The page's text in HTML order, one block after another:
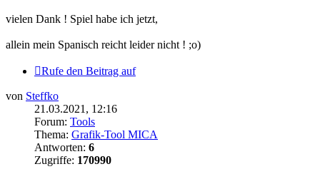
vielen Dank ! Spiel habe ich jetzt,
allein mein Spanisch reicht leider nicht ! ;o)
Rufe den Beitrag auf
von Steffko
21.03.2021, 12:16
Forum: Tools
Thema: Grafik-Tool MICA
Antworten: 6
Zugriffe: 170990